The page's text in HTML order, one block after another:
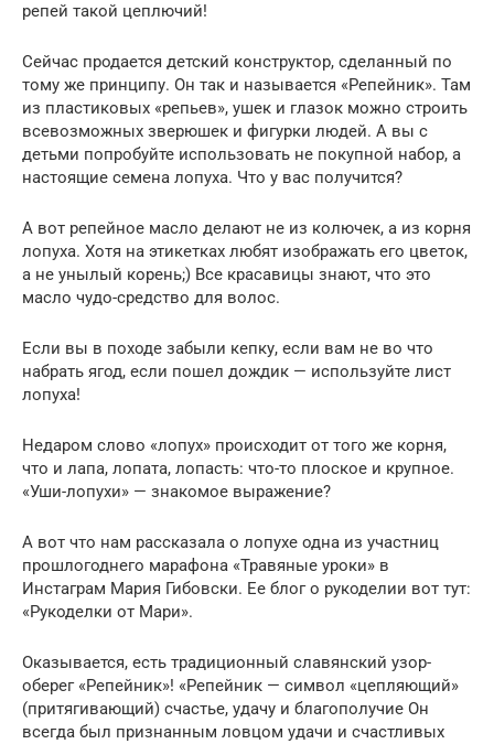
репей такой цеплючий!
Сейчас продается детский конструктор, сделанный по
тому же принципу. Он так и называется «Репейник». Там
из пластиковых «репьев», ушек и глазок можно строить
всевозможных зверюшек и фигурки людей. А вы с
детьми попробуйте использовать не покупной набор, а
настоящие семена лопуха. Что у вас получится?
А вот репейное масло делают не из колючек, а из корня
лопуха. Хотя на этикетках любят изображать его цветок,
а не унылый корень;) Все красавицы знают, что это
масло чудо-средство для волос.
Если вы в походе забыли кепку, если вам не во что
набрать ягод, если пошел дождик — используйте лист
лопуха!
Недаром слово «лопух» происходит от того же корня,
что и лапа, лопата, лопасть: что-то плоское и крупное.
«Уши-лопухи» — знакомое выражение?
А вот что нам рассказала о лопухе одна из участниц
прошлогоднего марафона «Травяные уроки» в
Инстаграм Мария Гибовски. Ее блог о рукоделии вот тут:
«Рукоделки от Мари».
Оказывается, есть традиционный славянский узор-
оберег «Репейник»! «Репейник — символ «цепляющий»
(притягивающий) счастье, удачу и благополучие Он
всегда был признанным ловцом удачи и счастливых